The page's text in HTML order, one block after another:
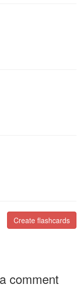
Create flashcards
comment